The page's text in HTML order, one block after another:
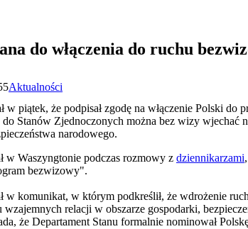
do włączenia do ruchu
Aktualności
w piątek, że podpisał zgodę na włączenie Polski
Stanów Zjednoczonych można bez wizy wjechać
narodowego.
w Waszyngtonie podczas rozmowy z dziennikarzami
bezwizowy".
w komunikat, w którym podkreślił, że wdrożenie
wzajemnych relacji w obszarze gospodarki,
że Departament Stanu formalnie nominował